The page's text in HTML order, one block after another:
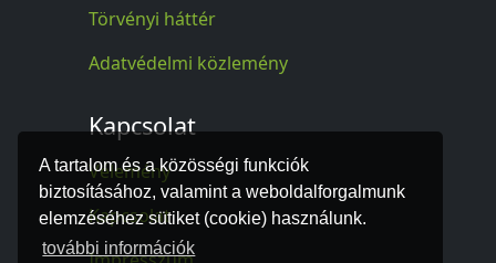
A tartalom és a közösségi funkciók
biztosításához, valamint a weboldalforgalmunk
elemzéséhez sütiket (cookie) használunk.
további információk
Törvényi háttér
Adatvédelmi közlemény
Kapcsolat
Vélemény
Kapcsolat